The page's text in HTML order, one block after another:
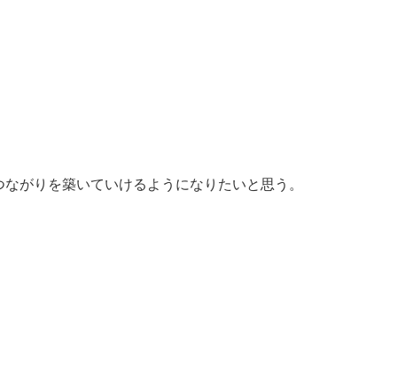
がりを築いていけるようになりたいと思う。